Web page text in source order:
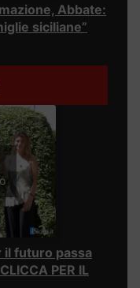
Abbate:
siciliane”
il futuro passa
PER IL